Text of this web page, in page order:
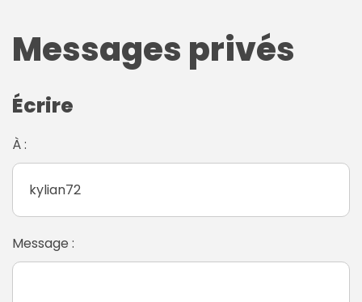
Messages privés
Écrire
À :
Message :